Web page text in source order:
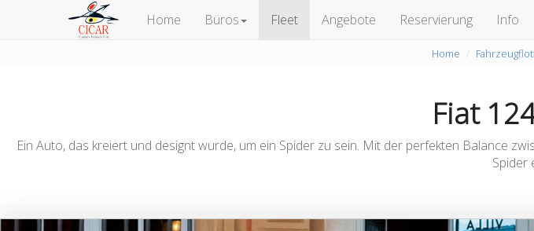
Home Büros Fleet Angebote Reservierung Info
Home
Fiat
Ein Auto, das kreiert und designt wurde, um ein Spider zu sein. Mit der perfekten Balance
Spider